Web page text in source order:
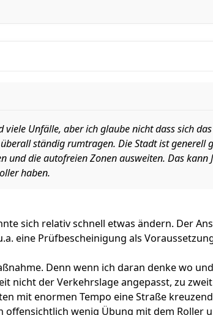
viele Unfälle, aber ich glaube nicht dass sich
ständig rumtragen. Die Stadt ist generell
und die autofreien Zonen ausweiten. Das
haben.
sich relativ schnell etwas ändern. Der
eine Prüfbescheinigung als
Denn wenn ich daran denke wo
nicht der Verkehrslage angepasst, zu
mit enormen Tempo eine Straße
offensichtlich wenig Übung mit dem Roller